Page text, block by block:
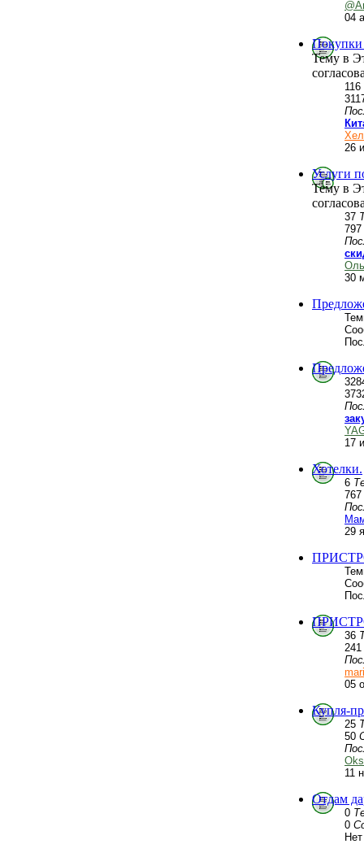
04
Покупки
Тему в
116
26
Услуги
Тему в
37
797
30
17
Хотелки.
6
767
29
36
241
mari
05
Купля-
25
50
11
Отдам
0
0